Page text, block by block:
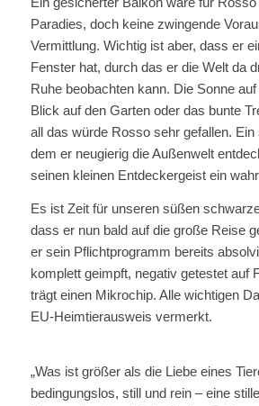
Paradies, doch keine zwingende
Vermittlung. Wichtig ist aber, dass er
Fenster hat, durch das er die Welt da
Ruhe beobachten kann. Die Sonne
Blick auf den Garten oder das bunte
all das würde Rosso sehr gefallen.
dem er neugierig die Außenwelt
seinen kleinen Entdeckergeist ein
Es ist Zeit für unseren süßen
dass er nun bald auf die große Reise
er sein Pflichtprogramm bereits
komplett geimpft, negativ getestet auf
trägt einen Mikrochip. Alle wichtigen
EU-Heimtierausweis vermerkt.
„Was ist größer als die Liebe eines
bedingungslos, still und rein – eine